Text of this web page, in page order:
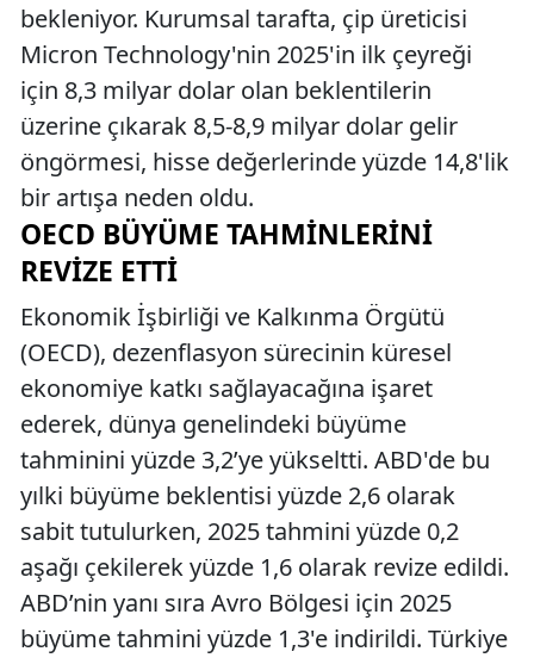
bekleniyor. Kurumsal tarafta, çip üreticisi
Micron Technology'nin 2025'in ilk çeyreği
için 8,3 milyar dolar olan beklentilerin
üzerine çıkarak 8,5-8,9 milyar dolar gelir
öngörmesi, hisse değerlerinde yüzde 14,8'lik
bir artışa neden oldu.
OECD BÜYÜME TAHMINLERINI
REVIZE ETTI
Ekonomik İşbirliği ve Kalkınma Örgütü
(OECD), dezenflasyon sürecinin küresel
ekonomiye katkı sağlayacağına işaret
ederek, dünya genelindeki büyüme
tahminini yüzde 3,2’ye yükseltti. ABD'de bu
yılki büyüme beklentisi yüzde 2,6 olarak
sabit tutulurken, 2025 tahmini yüzde 0,2
aşağı çekilerek yüzde 1,6 olarak revize edildi.
ABD’nin yanı sıra Avro Bölgesi için 2025
büyüme tahmini yüzde 1,3'e indirildi. Türkiye